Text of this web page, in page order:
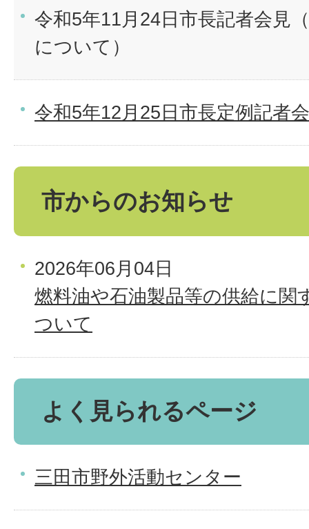
令和5年11月24日市長記者会見
について）
令和5年12月25日市長定例記者
市からのお知らせ
2026年06月04日
燃料油や石油製品等の供給に関
ついて
よく見られるページ
三田市野外活動センター